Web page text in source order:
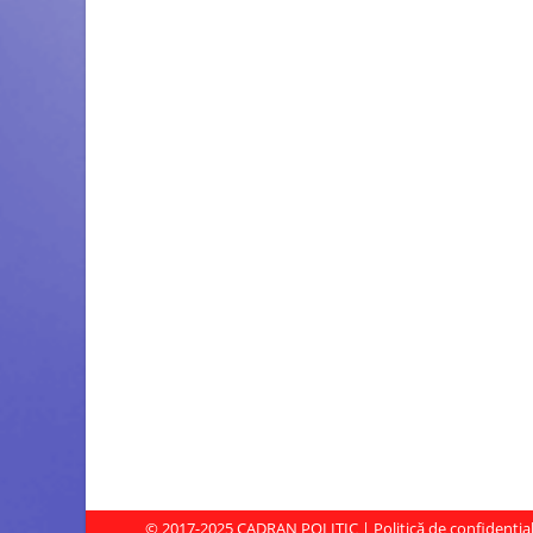
© 2017-2025CADRAN POLITIC | Politică de